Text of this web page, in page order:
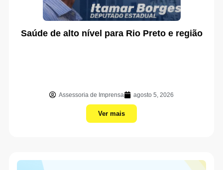
Saúde de alto nível para Rio Preto e região
Assessoria de Imprensa agosto 5, 2026
Ver mais